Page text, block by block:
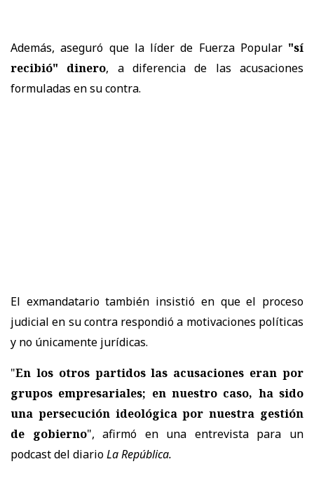
Además, aseguró que la líder de Fuerza Popular "sí
recibió" dinero, a diferencia de las acusaciones
formuladas en su contra.
El exmandatario también insistió en que el proceso
judicial en su contra respondió a motivaciones políticas
y no únicamente jurídicas.
"En los otros partidos las acusaciones eran por
grupos empresariales; en nuestro caso, ha sido
una persecución ideológica por nuestra gestión
de gobierno", afirmó en una entrevista para un
podcast del diarioLa República.